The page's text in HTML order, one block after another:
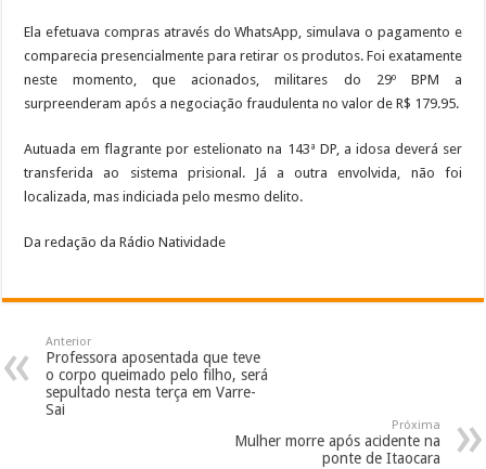
Ela efetuava compras através do WhatsApp, simulava o pagamento e
comparecia presencialmente para retirar os produtos. Foi exatamente
neste momento, que acionados, militares do 29º BPM a
surpreenderam após a negociação fraudulenta no valor de R$ 179.95.
Autuada em flagrante por estelionato na 143ª DP, a idosa deverá ser
transferida ao sistema prisional. Já a outra envolvida, não foi
localizada, mas indiciada pelo mesmo delito.
Da redação da Rádio Natividade
Anterior
Professora aposentada que teve
o corpo queimado pelo filho, será
sepultado nesta terça em Varre-
Sai
Próxima
Mulher morre após acidente na
ponte de Itaocara